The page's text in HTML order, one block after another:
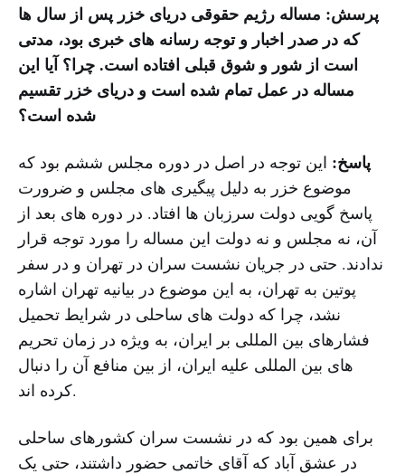
پرسش: مساله رژیم حقوقی دریای خزر پس از سال ها
که در صدر اخبار و توجه رسانه های خبری بود، مدتی
است از شور و شوق قبلی افتاده است. چرا؟ آیا این
مساله در عمل تمام شده است و دریای خزر تقسیم
شده است؟
پاسخ: این توجه در اصل در دوره مجلس ششم بود که
موضوع خزر به دلیل پیگیری های مجلس و ضرورت
پاسخ گویی دولت سرزبان ها افتاد. در دوره های بعد از
آن، نه مجلس و نه دولت این مساله را مورد توجه قرار
ندادند. حتی در جریان نشست سران در تهران و در سفر
پوتین به تهران، به این موضوع در بیانیه تهران اشاره
نشد، چرا که دولت های ساحلی در شرایط تحمیل
فشارهای بین المللی بر ایران، به ویژه در زمان تحریم
های بین المللی علیه ایران، از بین منافع آن را دنبال
کرده اند.
برای همین بود که در نشست سران کشورهای ساحلی
در عشق آباد که آقای خاتمی حضور داشتند، حتی یک